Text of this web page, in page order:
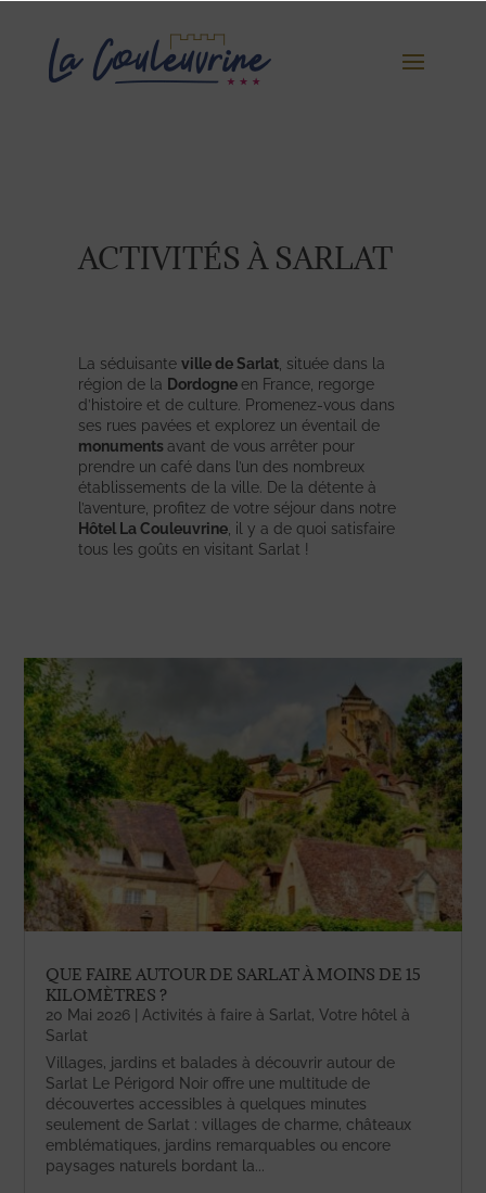
ACTIVITÉS À SARLAT
La séduisanteville de Sarlat , située dans la
région de la Dordogneen France, regorge
d’histoire et de culture. Promenez-vous dans
ses rues pavées et explorez un éventail de
monumentsavant de vous arrêter pour
prendre un café dans l’un des nombreux
établissements de la ville. De la détente à
l’aventure, profitez de votre séjour dans notre
Hôtel La Couleuvrine , il y a de quoi satisfaire
tous les goûts en visitant Sarlat !
QUE FAIRE AUTOUR DE SARLAT À MOINS DE 15
KILOMÈTRES ?
20 Mai 2026 Activités à faire à Sarlat,Votre hôtel à
Sarlat
Villages, jardins et balades à découvrir autour de
Sarlat Le Périgord Noir offre une multitude de
découvertes accessibles à quelques minutes
seulement de Sarlat : villages de charme, châteaux
emblématiques, jardins remarquables ou encore
paysages naturels bordant la...